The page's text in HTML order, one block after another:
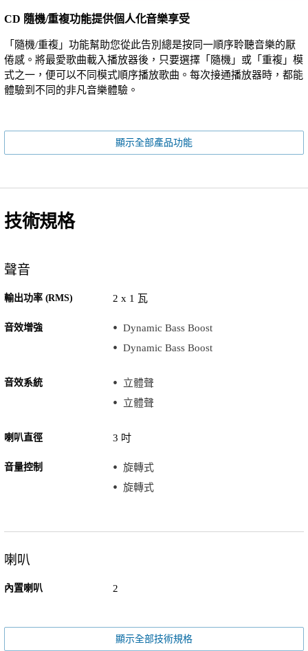
CD 隨機/重複功能提供個人化音樂享受
「隨機/重複」功能幫助您從此告別總是按同一順序聆聽音樂的厭
倦感。將最愛歌曲載入播放器後，只要選擇「隨機」或「重複」模
式之一，便可以不同模式順序播放歌曲。每次接通播放器時，都能
體驗到不同的非凡音樂體驗。
顯示全部產品功能
技術規格
聲音
輸出功率 (RMS) 2 x 1 瓦
音效增強
Dynamic Bass Boost
Dynamic Bass Boost
音效系統
立體聲
立體聲
喇叭直徑 3 吋
音量控制
旋轉式
旋轉式
喇叭
內置喇叭 2
顯示全部技術規格